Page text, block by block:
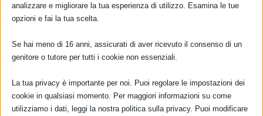
analizzare e migliorare la tua esperienza di utilizzo. Esamina le tue
opzioni e fai la tua scelta.
Se hai meno di 16 anni, assicurati di aver ricevuto il consenso di un
genitore o tutore per tutti i cookie non essenziali.
La tua privacy è importante per noi. Puoi regolare le impostazioni dei
cookie in qualsiasi momento. Per maggiori informazioni su come
utilizziamo i dati, leggi la nostra politica sulla privacy. Puoi modificare